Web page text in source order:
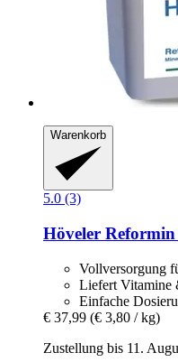
Warenkorb
5.0 (3)
Höveler
Vollversorgung
Liefert Vitamine
Einfache
€ 37,99 (€ 3,80 / kg)
Zustellung bis 11.